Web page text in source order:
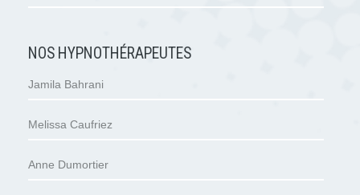
NOS HYPNOTHÉRAPEUTES
Jamila Bahrani
Melissa Caufriez
Anne Dumortier